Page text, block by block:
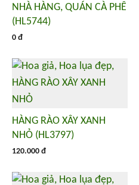
NHÀ HÀNG, QUÁN CÀ PHÊ
(HL5744)
0 đ
HÀNG RÀO XÂY XANH
NHỎ (HL3797)
120.000 đ